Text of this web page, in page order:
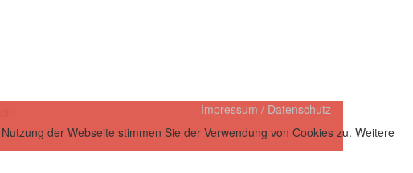
Impressum / Datenschutz
der Webseite stimmen Sie der Verwendung von Cookies zu. Weitere